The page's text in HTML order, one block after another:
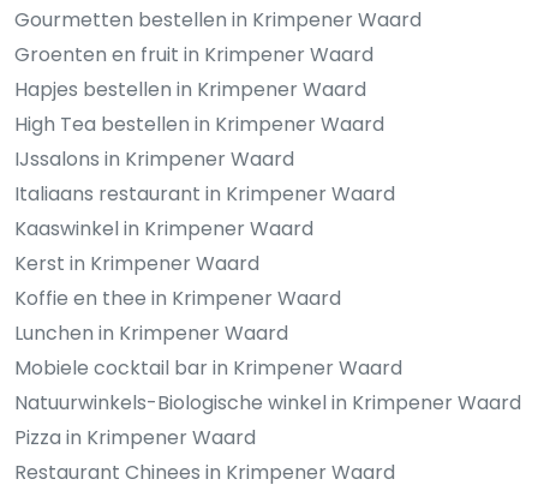
Gourmetten bestellen in Krimpener Waard
Groenten en fruit in Krimpener Waard
Hapjes bestellen in Krimpener Waard
High Tea bestellen in Krimpener Waard
IJssalons in Krimpener Waard
Italiaans restaurant in Krimpener Waard
Kaaswinkel in Krimpener Waard
Kerst in Krimpener Waard
Koffie en thee in Krimpener Waard
Lunchen in Krimpener Waard
Mobiele cocktail bar in Krimpener Waard
Natuurwinkels-Biologische winkel in Krimpener Waard
Pizza in Krimpener Waard
Restaurant Chinees in Krimpener Waard